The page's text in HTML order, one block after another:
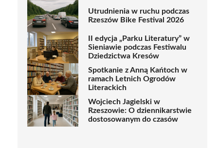
Utrudnienia w ruchu podczas
Rzeszów Bike Festival 2026
II edycja „Parku Literatury” w
Sieniawie podczas Festiwalu
Dziedzictwa Kresów
Spotkanie z Anną Kańtoch w
ramach Letnich Ogrodów
Literackich
Wojciech Jagielski w
Rzeszowie: O dziennikarstwie
dostosowanym do czasów